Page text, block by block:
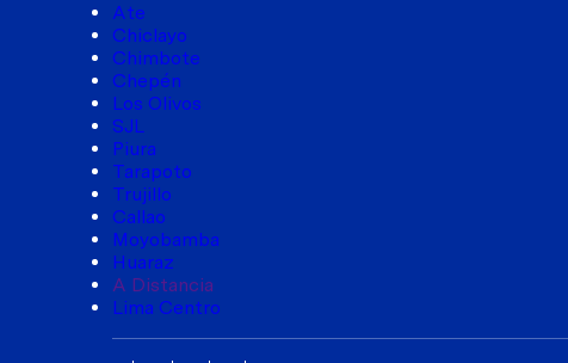
Ate
Chiclayo
Chimbote
Chepén
Los Olivos
SJL
Piura
Tarapoto
Trujillo
Callao
Moyobamba
Huaraz
A Distancia
Lima Centro